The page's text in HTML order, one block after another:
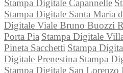
Stampa Digitale Capannelle
Stampa Digitale Santa Maria
Digitale Viale Bruno Buozzi
Porta Pia Stampa Digitale
Pineta Sacchetti Stampa
Digitale Prenestina Stampa
Stampa Digitale San Lorenzo